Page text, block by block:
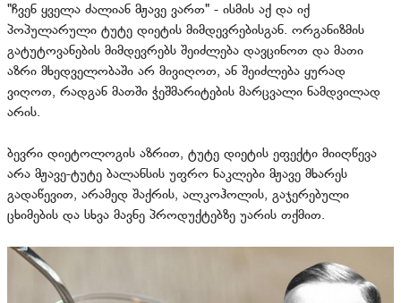
"ჩვენ ყველა ძალიან მჟავე ვართ" - ისმის აქ და იქ
პოპულარული ტუტე დიეტის მიმდევრებისგან. ორგანიზმის
გატუტოვანების მიმდევრებს შეიძლება დავცინოთ და მათი
აზრი მხედველობაში არ მივიღოთ, ან შეიძლება ყურად
ვიღოთ, რადგან მათში ჭეშმარიტების მარცვალი ნამდვილად
არის.
ბევრი დიეტოლოგის აზრით, ტუტე დიეტის ეფექტი მიიღწევა
არა მჟავე-ტუტე ბალანსის უფრო ნაკლები მჟავე მხარეს
გადაწევით, არამედ შაქრის, ალკოჰოლის, გაჯერებული
ცხიმების და სხვა მავნე პროდუქტებზე უარის თქმით.